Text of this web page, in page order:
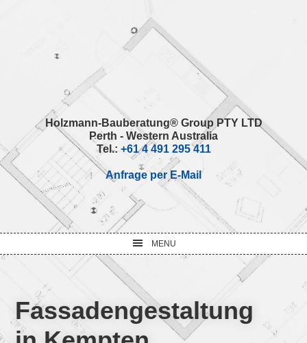
Holzmann-Bauberatung® Group PTY LTD
Perth - Western Australia
Tel.: +61 4 491 295 411
Anfrage per E-Mail
MENU
Fassadengestaltung